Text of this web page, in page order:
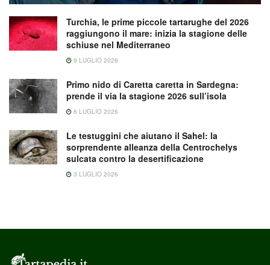
Turchia, le prime piccole tartarughe del 2026
raggiungono il mare: inizia la stagione delle
schiuse nel Mediterraneo
9 LUGLIO 2026
Primo nido di Caretta caretta in Sardegna:
prende il via la stagione 2026 sull’isola
6 LUGLIO 2026
Le testuggini che aiutano il Sahel: la
sorprendente alleanza della Centrochelys
sulcata contro la desertificazione
3 LUGLIO 2026